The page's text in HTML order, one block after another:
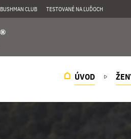
BUSHMAN CLUB TESTOVANÉ NA ĽUĎOCH
ÚVOD